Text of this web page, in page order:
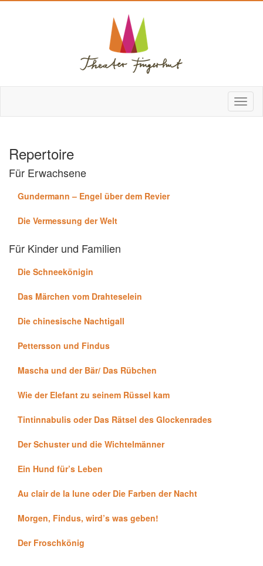
Repertoire
Für Erwachsene
Gundermann – Engel über dem Revier
Die Vermessung der Welt
Für Kinder und Familien
Die Schneekönigin
Das Märchen vom Drahteselein
Die chinesische Nachtigall
Pettersson und Findus
Mascha und der Bär/ Das Rübchen
Wie der Elefant zu seinem Rüssel kam
Tintinnabulis oder Das Rätsel des Glockenrades
Der Schuster und die Wichtelmänner
Ein Hund für’s Leben
Au clair de la lune oder Die Farben der Nacht
Morgen, Findus, wird’s was geben!
Der Froschkönig